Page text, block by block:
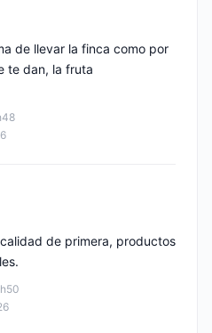
de llevar la finca como por
te dan, la fruta
de primera, productos